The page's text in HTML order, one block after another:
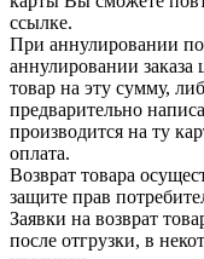
ссылке.
При аннулировании
аннулировании заказа
товар на эту сумму,
предварительно
производится на ту
оплата.
Возврат товара
защите прав
Заявки на возврат
после отгрузки, в